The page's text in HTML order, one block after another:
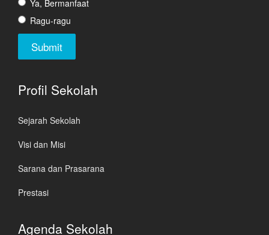
Ya, Bermanfaat
Ragu-ragu
Profil Sekolah
Sejarah Sekolah
Visi dan Misi
Sarana dan Prasarana
Prestasi
Agenda Sekolah
Previous
Previous